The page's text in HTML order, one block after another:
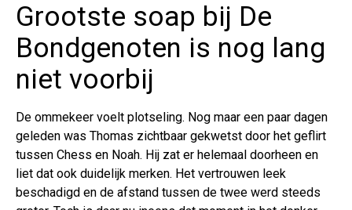
Grootste soap bij De
Bondgenoten is nog lang
niet voorbij
De ommekeer voelt plotseling. Nog maar een paar dagen
geleden was Thomas zichtbaar gekwetst door het geflirt
tussen Chess en Noah. Hij zat er helemaal doorheen en
liet dat ook duidelijk merken. Het vertrouwen leek
beschadigd en de afstand tussen de twee werd steeds